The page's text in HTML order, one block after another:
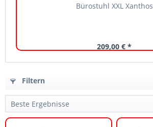
Bürostuhl XXL Xanthos
209,00 € *
Filtern